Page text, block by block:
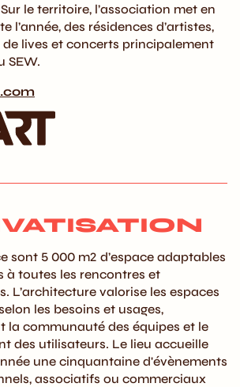
Sur le territoire, l’association met en
l’année, des résidences d’artistes,
lives et concerts principalement
SEW.
sont 5 000 m2 d’espace adaptables
à toutes les rencontres et
L’architecture valorise les espaces
les besoins et usages,
la communauté des équipes et le
des utilisateurs. Le lieu accueille
une cinquantaine d'évènements
associatifs ou commerciaux